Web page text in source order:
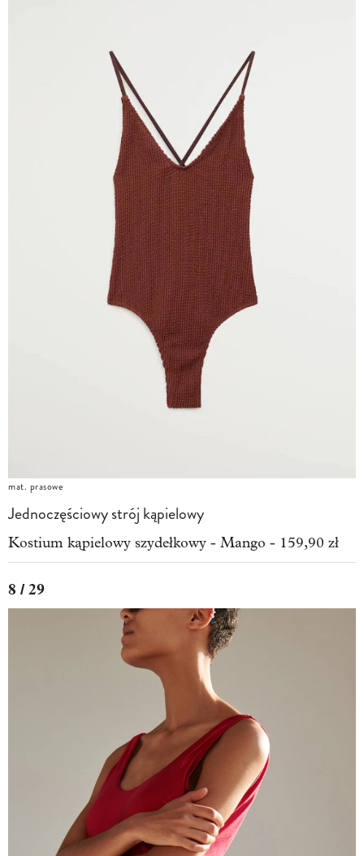
mat. prasowe
Jednoczęściowy strój kąpielowy
Kostium kąpielowy szydełkowy - Mango - 159,90 zł
8 / 29